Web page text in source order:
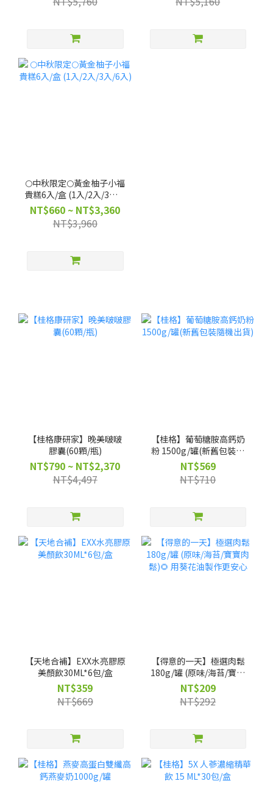
🌕中秋限定🌕黃金柚子小福
貴糕6入/盒 (1入/2入/3入/6
入)
NT$660 ~ NT$3,360
NT$3,960
【桂格康研家】晚美啵啵
膠囊(60顆/瓶)
NT$790 ~ NT$2,370
NT$4,497
【桂格】葡萄糖胺高鈣奶
粉 1500g/罐(新舊包裝隨
機出貨)
NT$569
NT$710
【天地合補】EXX水亮膠原
美顏飲30ML*6包/盒
NT$359
NT$669
【得意的一天】極選肉鬆
180g/罐 (原味/海苔/寶寶
肉鬆)🌻 用葵花油製作更安
心
NT$209
NT$292